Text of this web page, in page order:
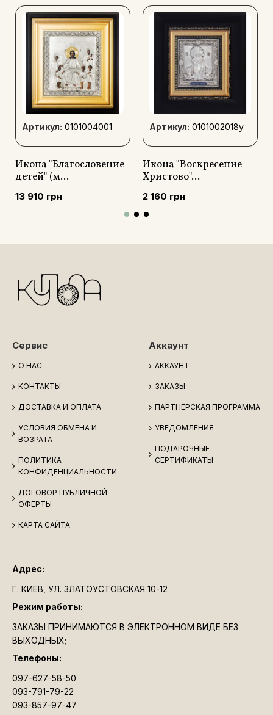
Артикул: 0101004001
Икона "Благословение
детей" (м...
13 910 грн
Артикул: 0101002018y
Икона "Воскресение
Христово"...
2 160 грн
Сервис
О НАС
КОНТАКТЫ
ДОСТАВКА И ОПЛАТА
УСЛОВИЯ ОБМЕНА И
ВОЗРАТА
ПОЛИТИКА
КОНФИДЕНЦИАЛЬНОСТИ
ДОГОВОР ПУБЛИЧНОЙ
ОФЕРТЫ
КАРТА САЙТА
Аккаунт
АККАУНТ
ЗАКАЗЫ
ПАРТНЕРСКАЯ ПРОГРАММА
УВЕДОМЛЕНИЯ
ПОДАРОЧНЫЕ
СЕРТИФИКАТЫ
Адрес:
Г. КИЕВ, УЛ. ЗЛАТОУСТОВСКАЯ 10-12
Режим работы:
ЗАКАЗЫ ПРИНИМАЮТСЯ В ЭЛЕКТРОННОМ ВИДЕ БЕЗ
ВЫХОДНЫХ;
Телефоны:
097-627-58-50
093-791-79-22
093-857-97-47